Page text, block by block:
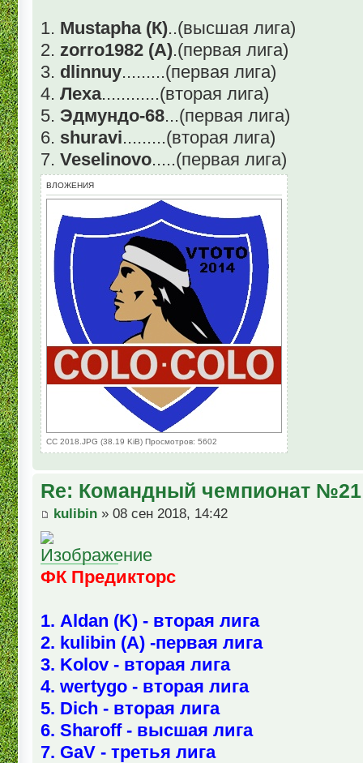
1. Mustapha (К)..(высшая лига)
2. zorro1982 (А).(первая лига)
3. dlinnuy.........(первая лига)
4. Леха............(вторая лига)
5. Эдмундо-68...(первая лига)
6. shuravi.........(вторая лига)
7. Veselinovo.....(первая лига)
ВЛОЖЕНИЯ
CC 2018.JPG (38.19 KiB) Просмотров: 5602
Re: Командный чемпионат №21
kulibin » 08 сен 2018, 14:42
ФК Предикторс
1. Aldan (K) - вторая лига
2. kulibin (A) -первая лига
3. Kolov - вторая лига
4. wertygo - вторая лига
5. Dich - вторая лига
6. Sharoff - высшая лига
7. GaV - третья лига